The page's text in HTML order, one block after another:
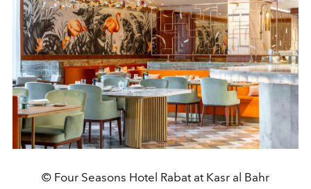
© Four Seasons Hotel Rabat at Kasr al Bahr